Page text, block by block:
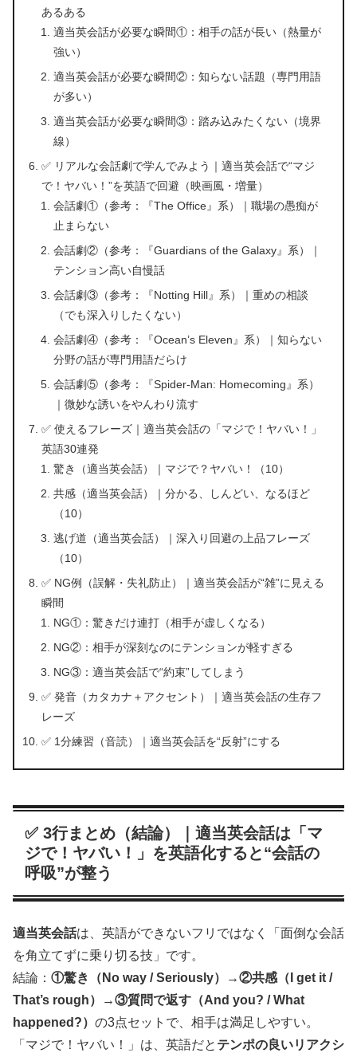
あるある
適当英会話が必要な瞬間①：相手の話が長い（熱量が
強い）
適当英会話が必要な瞬間②：知らない話題（専門用語
が多い）
適当英会話が必要な瞬間③：踏み込みたくない（境界
線）
✅ リアルな会話劇で学んでみよう｜適当英会話で“マジ
で！ヤバい！”を英語で回避（映画風・増量）
会話劇①（参考：『The Office』系）｜職場の愚痴が
止まらない
会話劇②（参考：『Guardians of the Galaxy』系）｜
テンション高い自慢話
会話劇③（参考：『Notting Hill』系）｜重めの相談
（でも深入りしたくない）
会話劇④（参考：『Ocean’s Eleven』系）｜知らない
分野の話が専門用語だらけ
会話劇⑤（参考：『Spider-Man: Homecoming』系）
｜微妙な誘いをやんわり流す
✅ 使えるフレーズ｜適当英会話の「マジで！ヤバい！」
英語30連発
驚き（適当英会話）｜マジで？ヤバい！（10）
共感（適当英会話）｜分かる、しんどい、なるほど
（10）
逃げ道（適当英会話）｜深入り回避の上品フレーズ
（10）
✅ NG例（誤解・失礼防止）｜適当英会話が“雑”に見える
瞬間
NG①：驚きだけ連打（相手が虚しくなる）
NG②：相手が深刻なのにテンションが軽すぎる
NG③：適当英会話で“約束”してしまう
✅ 発音（カタカナ＋アクセント）｜適当英会話の生存フ
レーズ
✅ 1分練習（音読）｜適当英会話を“反射”にする
✅ 3行まとめ（結論）｜適当英会話は「マ
ジで！ヤバい！」を英語化すると“会話の
呼吸”が整う
適当英会話は、英語ができないフリではなく「面倒な会話
を角立てずに乗り切る技」です。
結論： ①驚き（No way / Seriously）→②共感（I get it /
That’s rough）→③質問で返す（And you? / What
happened?） の3点セットで、相手は満足しやすい。
「マジで！ヤバい！」は、英語だと テンポの良いリアクシ